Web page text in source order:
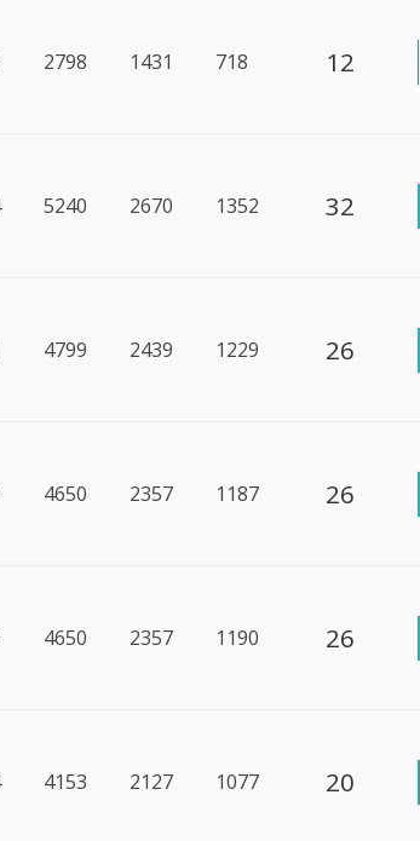
2798 1431 718 12
5240 2670 1352 32
4799 2439 1229 26
4650 2357 1187 26
4650 2357 1190 26
4153 2127 1077 20